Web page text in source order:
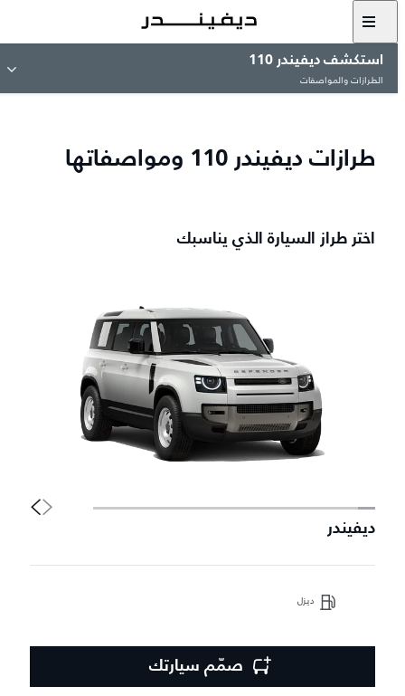
استكشف ديفيندر 110
الطرازات والمواصفات
طرازات ديفيندر 110 ومواصفاتها
اختر طراز السيارة الذي يناسبك
ديفيندر
ديزل
صمّم سيارتك